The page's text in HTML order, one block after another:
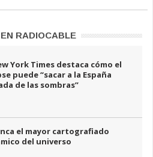
RADIOCABLE
York Times destaca cómo el
puede “sacar a la España
de las sombras”
el mayor cartografiado
del universo